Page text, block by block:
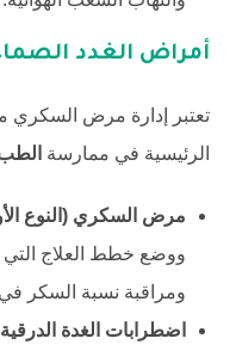
أمراض الغدد
تعتبر إدارة مرض السكري
الرئيسية في ممارسة
مرض السكري (النوع
ووضع خطط العلاج التي
ومراقبة نسبة السكر في
اضطرابات الغدة